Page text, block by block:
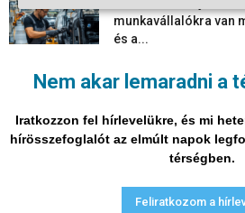
Nem akar lemaradni a
Iratkozzon fel hírlevelükre, és mi
hírösszefoglalót az elmúlt napok
térségben.
Feliratkozom a
munkavállalókra van
és a...
Vitézy Dávid: már
személyszállítás a
vasútvonalon
Adatvédelmi nyilatkozat